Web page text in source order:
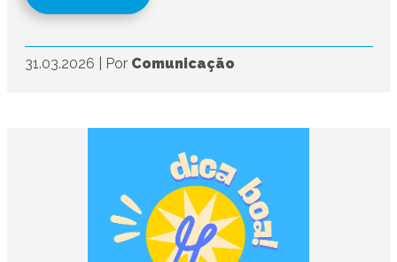
31.03.2026 Por Comunicação